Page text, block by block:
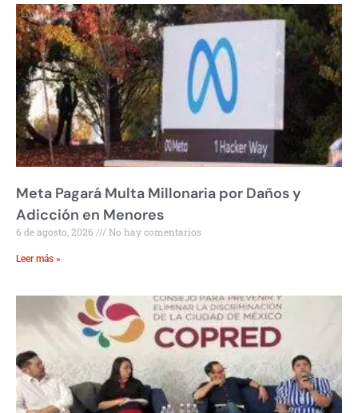
Meta Pagará Multa Millonaria por Daños y
Adicción en Menores
6 de agosto, 2026 No hay comentarios
Leer más »